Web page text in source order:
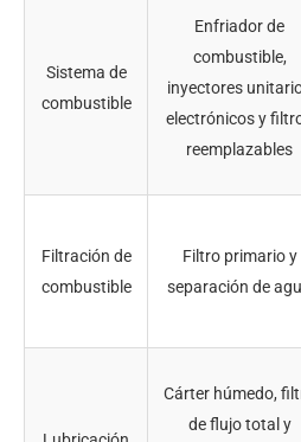
Sistema de
combustible
Enfriador de
combustible,
inyectores
electrónicos y
reemplazables
Filtración de
combustible
Filtro primario y
separación de
Cárter húmedo,
de flujo total y